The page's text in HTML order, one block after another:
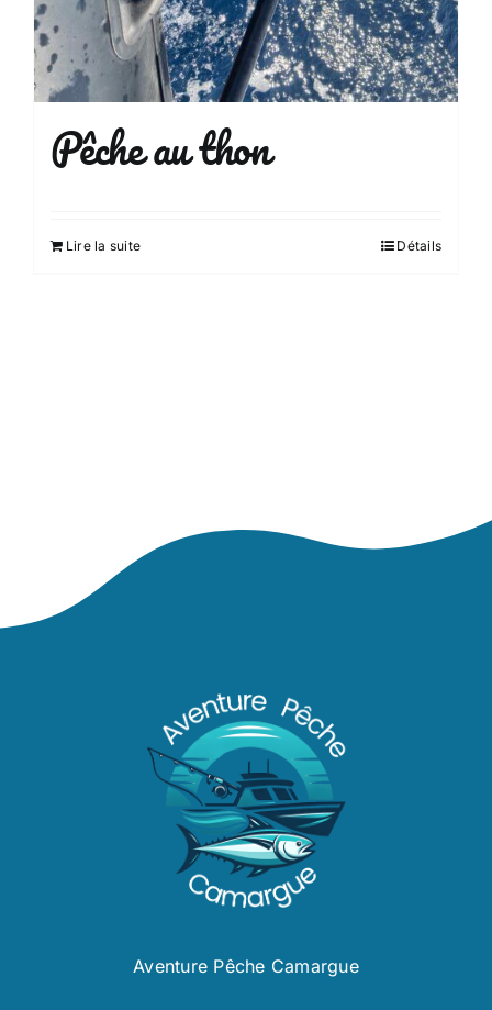
Pêche au thon
Lire la suite Détails
Aventure Pêche Camargue